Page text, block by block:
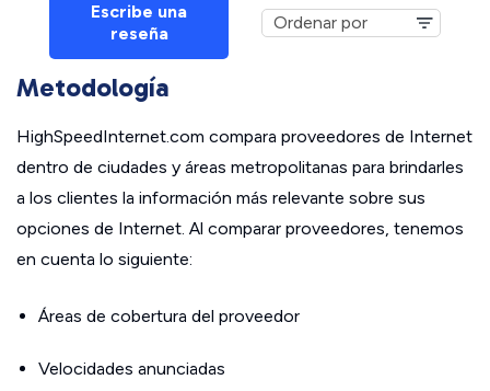
Escribe una
reseña
Metodología
HighSpeedInternet.com compara proveedores de Internet
dentro de ciudades y áreas metropolitanas para brindarles
a los clientes la información más relevante sobre sus
opciones de Internet. Al comparar proveedores, tenemos
en cuenta lo siguiente:
Áreas de cobertura del proveedor
Velocidades anunciadas